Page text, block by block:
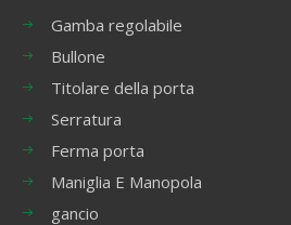
Gamba regolabile
Bullone
Titolare della porta
Serratura
Ferma porta
Maniglia E Manopola
gancio